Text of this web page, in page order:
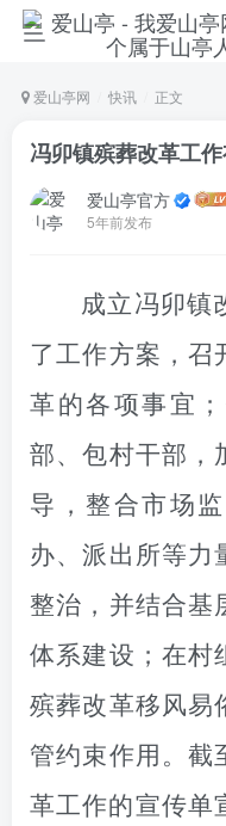
爱山亭网 快讯 正文
冯卯镇殡葬改革工
爱山亭官方
5年前发布
成立冯卯镇
了工作方案，召
革的各项事宜
部、包村干部，
导，整合市场
办、派出所等力
整治，并结合基
体系建设；在村
殡葬改革移风易
管约束作用。截
革工作的宣传单